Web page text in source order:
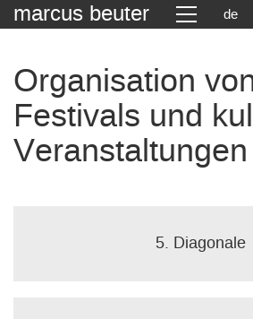
marcus beuter de
Organisation
Festivals und
Veranstaltungen
5. Diagonale